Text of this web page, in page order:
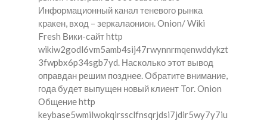
Информационный канал теневого рынка
кракен, вход – зеркалаонион. Onion/ Wiki
Fresh Вики-сайт http
wikiw2godl6vm5amb4sij47rwynnrmqenwddykzt
3fwpbx6p34sgb7yd. Насколько этот вывод
оправдан решим позднее. Обратите внимание,
года будет выпущен новый клиент Tor. Onion
Общение http
keybase5wmilwokqirssclfnsqrjdsi7jdir5wy7y7iu